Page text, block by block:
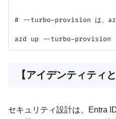
# --turbo-provision は、azd
【アイデンティティ
セキュリティ設計は、Entra